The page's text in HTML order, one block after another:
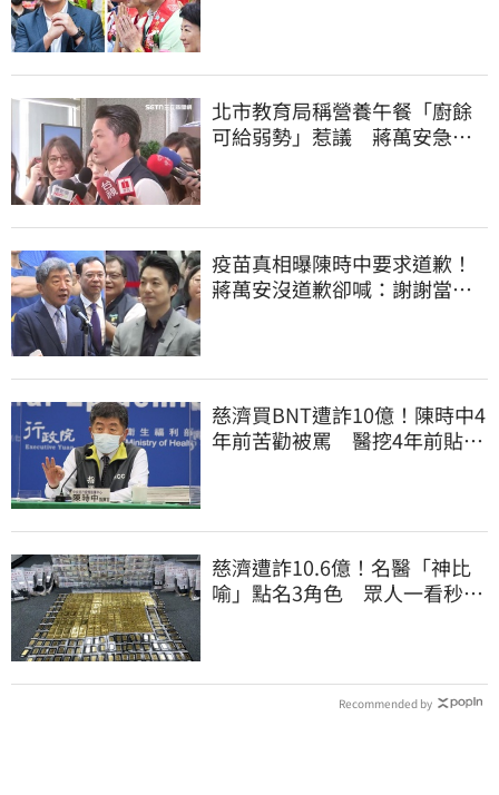
北市教育局稱營養午餐「廚餘
可給弱勢」惹議 蔣萬安急
疫苗真相曝陳時中要求道歉！
蔣萬安沒道歉卻喊：謝謝當時
慈濟買BNT遭詐10億！陳時中4
年前苦勸被罵 醫挖4年前貼
慈濟遭詐10.6億！名醫「神比
喻」點名3角色 眾人一看秒懂
Recommended by